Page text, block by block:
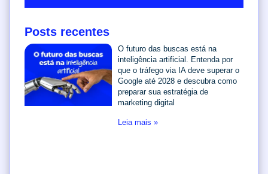
Posts recentes
O futuro das buscas está na
inteligência artificial. Entenda por
que o tráfego via IA deve superar o
Google até 2028 e descubra como
preparar sua estratégia de
marketing digital
Leia mais »